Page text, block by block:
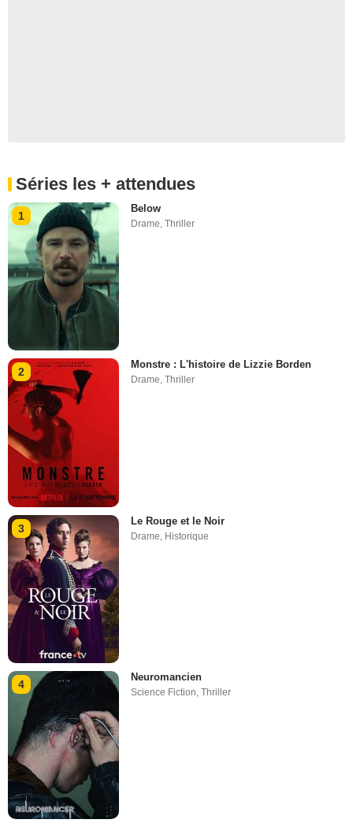
Séries les + attendues
1
Below
Drame,Thriller
2
Monstre : L'histoire de Lizzie Borden
Drame,Thriller
3
Le Rouge et le Noir
Drame Historique
4
Neuromancien
Science Fiction,Thriller